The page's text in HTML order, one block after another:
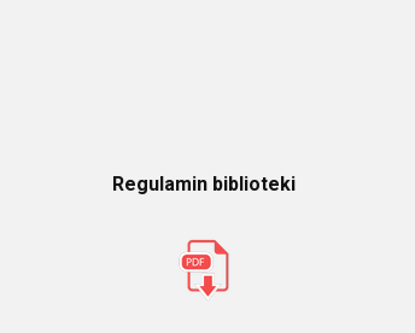
Regulamin biblioteki